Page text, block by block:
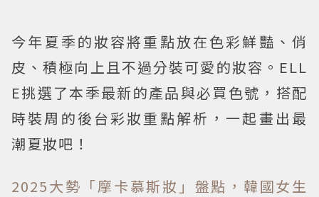
今年夏季的妝容將重點放在色彩鮮豔、俏
皮、積極向上且不過分裝可愛的妝容。ELL
E挑選了本季最新的產品與必買色號，搭配
時裝周的後台彩妝重點解析，一起畫出最
潮夏妝吧！
2025大勢「摩卡慕斯妝」盤點，韓國女生